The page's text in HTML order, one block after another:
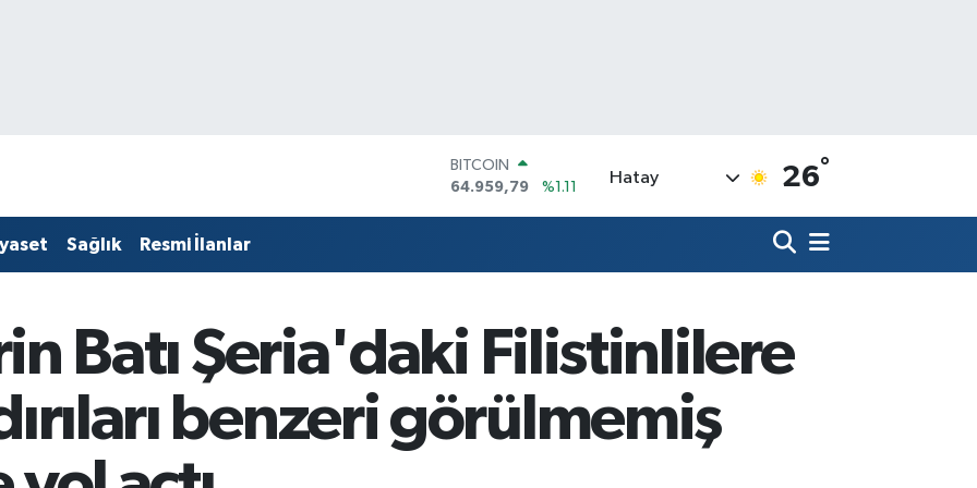
DOLAR
47,7436
%0.18
64,4811
%0.38
BİST100
13.779
64.959,79
%1.11
Hatay 26°
Sağlık Resmi İlanlar
Batı Şeria'daki Filistinlilere
benzeri görülmemiş